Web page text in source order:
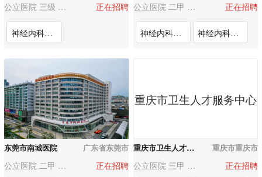
公立医院 三级 500-1000人正在招聘
神经内科医生
公立医院 二甲 500-1000人正在招聘
神经内科学科带头人 神经内科医师
东莞市南城医院 广东省东莞市
公立医院 二甲 200-500人正在招聘
重庆市卫生人才服务中心
重庆市卫生人才服务中心 重庆市重庆市
公立医院 三甲 3000人以上正在招聘